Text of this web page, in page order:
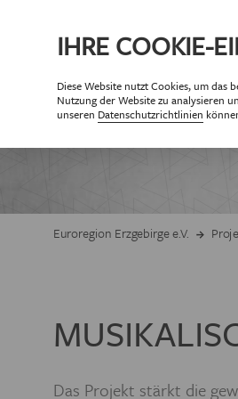
Euroregion Erzgebirge e.V.
Das Projekt stärkt die
IHRE COOKIE-
DieseWebsite nutzt Cookies, um das
Nutzung derWebsitezu analysieren
unseren Datenschutzrichtlinien